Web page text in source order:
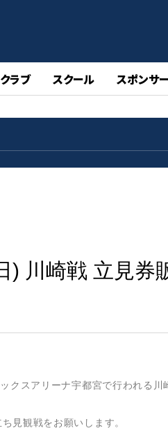
ラブ スクール スポンサ
) 川崎戦 立見券
スアリーナ宇都宮で行われる川
見観戦をお願いします。